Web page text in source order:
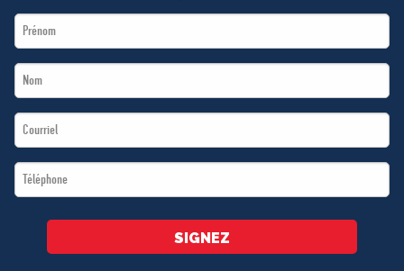
First
Name
Last
Name
Email
*
Téléphone
*
SIGNEZ